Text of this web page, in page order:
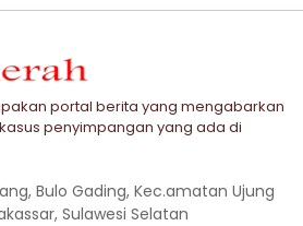
portal berita yang mengabarkan
penyimpangan yang ada di
Bulo Gading, Kec.amatan Ujung
Sulawesi Selatan